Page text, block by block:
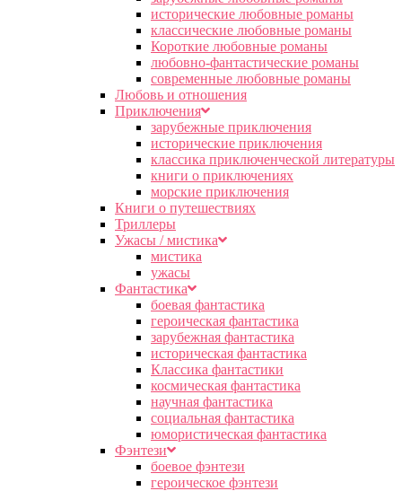
исторические любовные романы
классические любовные романы
Короткие любовные романы
любовно-фантастические романы
современные любовные романы
Любовь и отношения
Приключения
зарубежные приключения
исторические приключения
классика приключенческой литературы
книги о приключениях
морские приключения
Книги о путешествиях
Триллеры
Ужасы / мистика
мистика
ужасы
Фантастика
боевая фантастика
героическая фантастика
зарубежная фантастика
историческая фантастика
Классика фантастики
космическая фантастика
научная фантастика
социальная фантастика
юмористическая фантастика
Фэнтези
боевое фэнтези
героическое фэнтези